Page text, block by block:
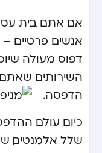
אם אתם בית
אנשים פרטיים
דפוס מעולה
השירותים
הדפסה.
כיום עולם
שלל אלמנטים,